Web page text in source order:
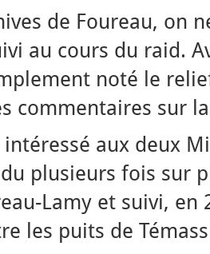
de Foureau, on
au cours du raid.
noté le
commentaires sur
intéressé aux deux
plusieurs fois sur
Lamy et suivi, en
les puits de